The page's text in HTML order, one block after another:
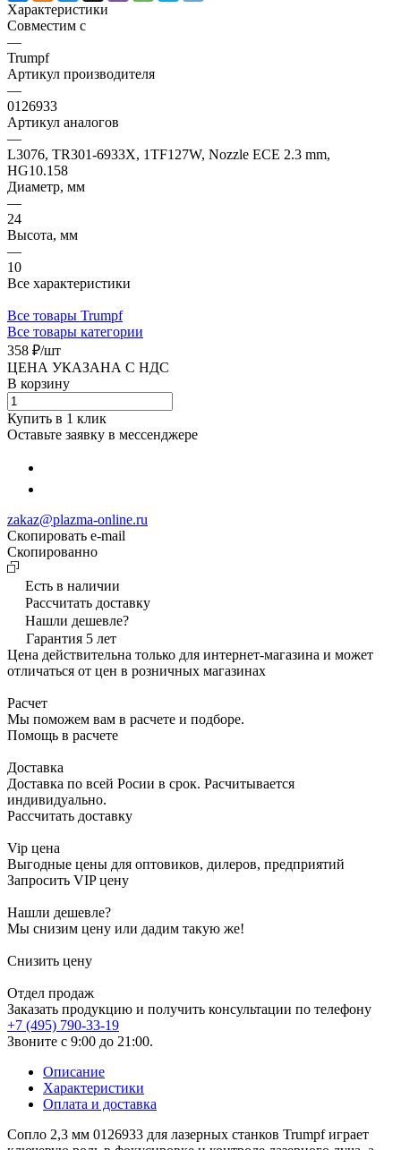
Характеристики
Совместим с
—
Trumpf
Артикул производителя
—
0126933
Артикул аналогов
—
L3076, TR301-6933X, 1TF127W, Nozzle ECE 2.3 mm,
HG10.158
Диаметр, мм
—
24
Высота, мм
—
10
Все характеристики
Все товары Trumpf
Все товары категории
358 ₽/шт
ЦЕНА УКАЗАНА С НДС
В корзину
Купить в 1 клик
Оставьте заявку в мессенджере
zakaz@plazma-online.ru
Скопировать e-mail
Cкопированно
Есть в наличии
Рассчитать доставку
Нашли дешевле?
Гарантия 5 лет
Цена действительна только для интернет-магазина и может
отличаться от цен в розничных магазинах
Расчет
Мы поможем вам в расчете и подборе.
Помощь в расчете
Доставка
Доставка по всей Росии в срок. Расчитывается
индивидуально.
Рассчитать доставку
Vip цена
Выгодные цены для оптовиков, дилеров, предприятий
Запросить VIP цену
Нашли дешевле?
Мы снизим цену или дадим такую же!
Снизить цену
Отдел продаж
Заказать продукцию и получить консультации по телефону
+7 (495) 790-33-19
Звоните с 9:00 до 21:00.
Описание
Характеристики
Оплата и доставка
Сопло 2,3 мм 0126933 для лазерных станков Trumpf играет